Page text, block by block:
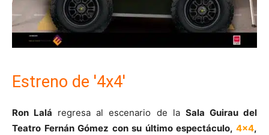
Estreno de '4x4'
Ron Lalá regresa al escenario de la Sala Guirau del
Teatro Fernán Gómez con su último espectáculo, 4x4,